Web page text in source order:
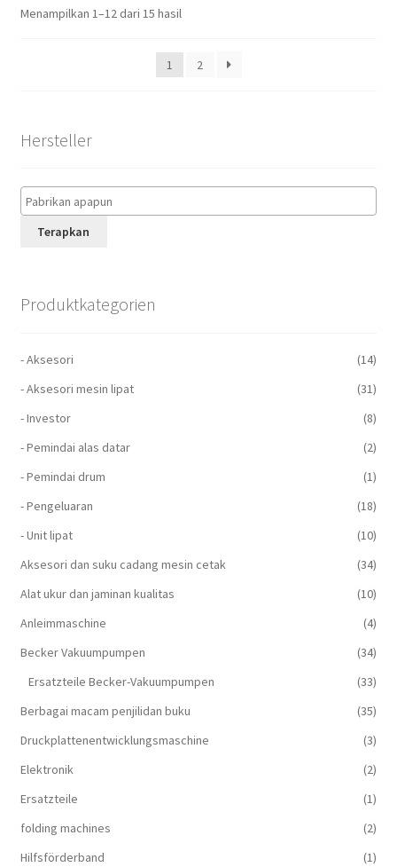
Menampilkan 1–12 dari 15 hasil
1 2
Hersteller
Terapkan
Produktkategorien
- Aksesori
(14)
- Aksesori mesin lipat
(31)
- Investor
(8)
- Pemindai alas datar
(2)
- Pemindai drum
(1)
- Pengeluaran
(18)
- Unit lipat
(10)
Aksesori dan suku cadang mesin cetak
(34)
Alat ukur dan jaminan kualitas
(10)
Anleimmaschine
(4)
Becker Vakuumpumpen
(34)
Ersatzteile Becker-Vakuumpumpen
(33)
Berbagai macam penjilidan buku
(35)
Druckplattenentwicklungsmaschine
(3)
Elektronik
(2)
Ersatzteile
(1)
folding machines
(2)
Hilfsförderband
(1)